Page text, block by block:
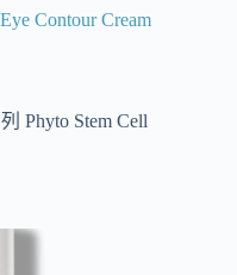
Contour Cream
Phyto Stem Cell